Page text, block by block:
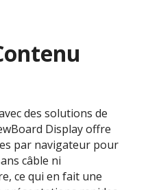
des solutions de
Display offre
par navigateur pour
câble ni
ce qui en fait une